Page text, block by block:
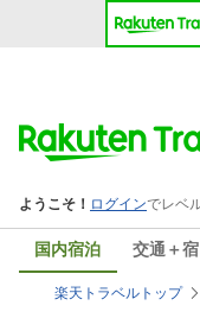
国内宿泊 交通＋宿
楽天トラベルトップ